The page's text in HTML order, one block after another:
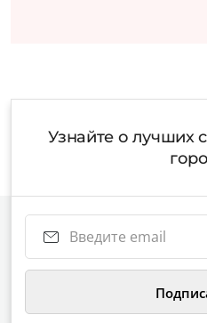
Узнайте о лучших